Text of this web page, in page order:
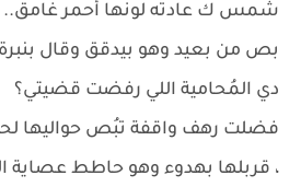
شمس ك عادتُه لونها أحمر غامق..
بص من بعيد وهو بيدقق وقال
دي المُحامية اللي رفضت قضيتي؟
فضلت رهف واقفة تبُص حواليها
، قربلها بهدوء وهو حاطط عصاية